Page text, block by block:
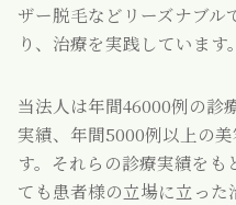
ザー脱毛などリーズナブル
り、治療を実践しています。
当法人は年間46000例の診
実績、年間5000例以上の
す。それらの診療実績を
ても患者様の立場に立った